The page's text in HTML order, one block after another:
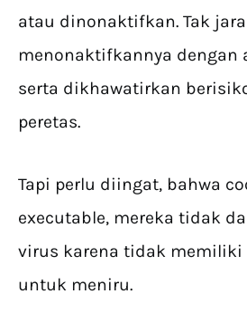
atau dinonaktifkan. Tak
menonaktifkannya dengan
serta dikhawatirkan
peretas.
Tapi perlu diingat, bahwa
executable, mereka tidak
virus karena tidak memiliki
untuk meniru.